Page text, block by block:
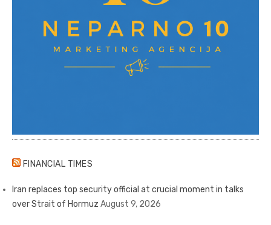
FINANCIAL TIMES
Iran replaces top security official at crucial moment in talks
over Strait of Hormuz August 9, 2026